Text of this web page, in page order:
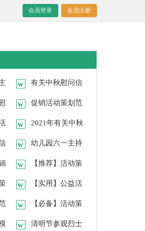
会员登录 会员注册
有关中秋慰问信
汇编5篇促销活动策划范
文汇总8篇
2021年有关中秋
祝贺词集锦93句
幼儿园六一主持
稿（精选5篇）
【推荐】活动策
划范文汇总7篇
【实用】公益活
动策划四篇【必备】活动策
划9篇清明节参观烈士